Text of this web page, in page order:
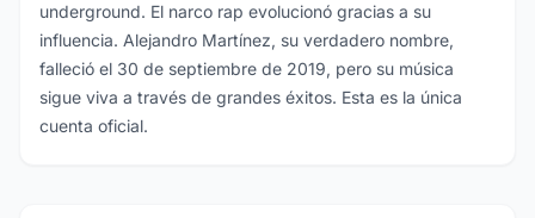
underground. El narco rap evolucionó gracias a su
influencia. Alejandro Martínez, su verdadero nombre,
falleció el 30 de septiembre de 2019, pero su música
sigue viva a través de grandes éxitos. Esta es la única
cuenta oficial.